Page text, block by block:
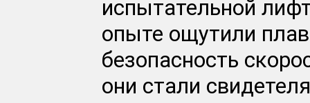
испытательной
опыте ощутили
безопасность
они стали